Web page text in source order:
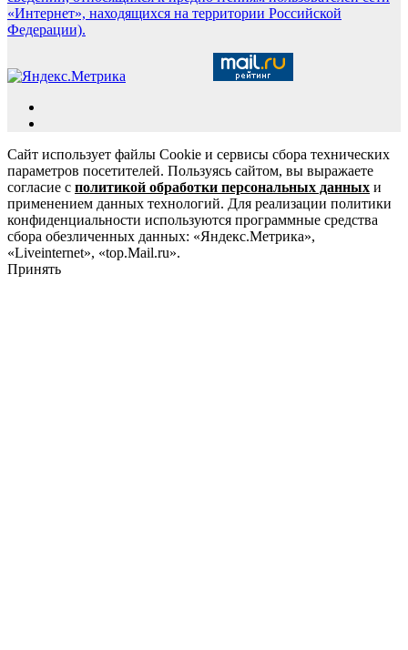
«Интернет», находящихся на территории Российской
Федерации).
Сайт использует файлы Cookie и сервисы сбора технических
параметров посетителей. Пользуясь сайтом, вы выражаете
согласие с политикой обработки персональных данных и
применением данных технологий. Для реализации политики
конфиденциальности используются программные средства
сбора обезличенных данных: «Яндекс.Метрика»,
«Liveinternet», «top.Mail.ru».
Принять